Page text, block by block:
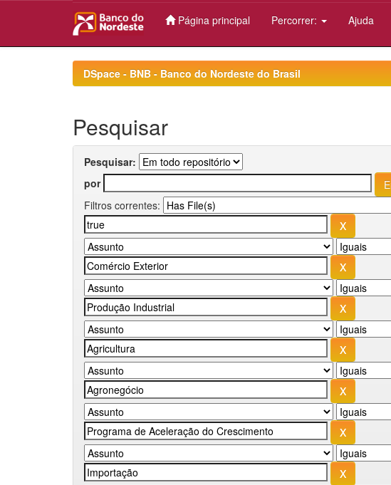
Página principal Percorrer: Ajuda
DSpace - BNB - Banco do Nordeste do Brasil
Pesquisar
Pesquisar:
por
Filtros correntes: